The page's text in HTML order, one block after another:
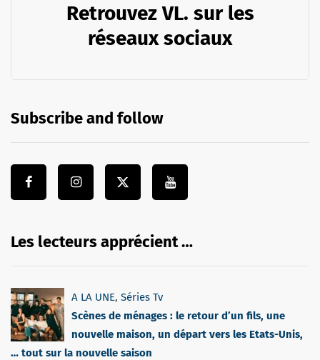
Retrouvez VL. sur les
réseaux sociaux
Subscribe and follow
Les lecteurs apprécient …
A LA UNE, Séries Tv
Scènes de ménages : le retour d’un fils, une
nouvelle maison, un départ vers les Etats-Unis,
… tout sur la nouvelle saison